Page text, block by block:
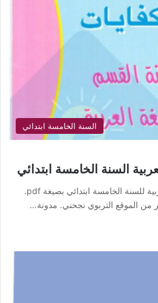
السنة الخامسة ابتدائي
السنة الخامسة ابتدائي
تحميل مدونة القسم اللغة العربية للسنة الخامسة ابتدائي بصيغة pdf.
من الموقع التربوي نجحني. مدونة…